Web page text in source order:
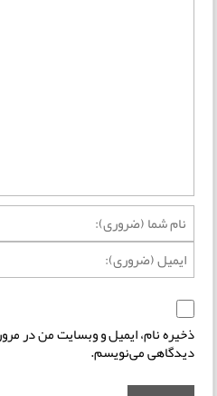
ذخیره نام، ایمیل و وبسایت من در
دیدگاهی می‌نویسم.